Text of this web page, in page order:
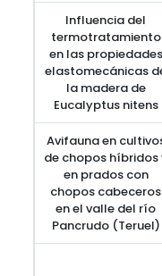
Influencia del
termotratamiento
en las propiedades
elastomecánicas
la madera de
Eucalyptus nitens
Avifauna en
de chopos híbridos
en prados con
chopos cabeceros
en el valle del río
Pancrudo (Teruel)